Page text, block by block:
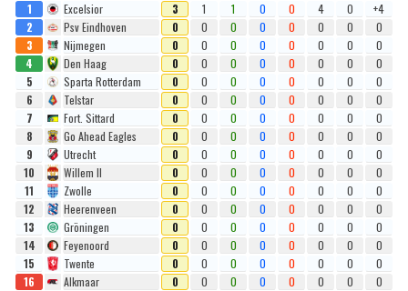
1
Excelsior 3 1 1 0 0 4 0
+4
2
Psv Eindhoven 0 0 0 0 0 0 0
0
3
Nijmegen 0 0 0 0 0 0 0
0
4
Den Haag 0 0 0 0 0 0 0
0
5
Sparta Rotterdam 0 0 0 0 0 0 0
0
6
Telstar 0 0 0 0 0 0 0
0
7
Fort. Sittard 0 0 0 0 0 0 0
0
8
Go Ahead Eagles 0 0 0 0 0 0 0
0
9
Utrecht 0 0 0 0 0 0 0
0
10
Willem II 0 0 0 0 0 0 0
0
11
Zwolle 0 0 0 0 0 0 0
0
12
Heerenveen 0 0 0 0 0 0 0
0
13
Gröningen 0 0 0 0 0 0 0
0
14
Feyenoord 0 0 0 0 0 0 0
0
15
Twente 0 0 0 0 0 0 0
0
16
Alkmaar 0 0 0 0 0 0 0
0